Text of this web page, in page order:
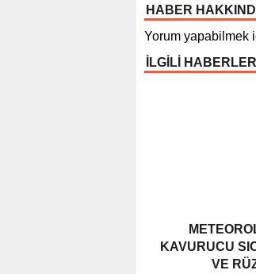
HABER
Yorum yapabilmek
İLGİLİ HABERLER
KAVURUCU
VE